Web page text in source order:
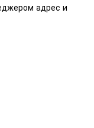
адрес и